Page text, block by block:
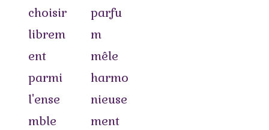
choisir
librem
ent
parmi
l'ense
mble
parfu
m
mêle
harmo
nieuse
ment